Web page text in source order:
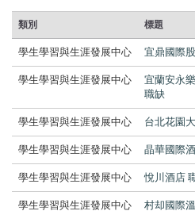
類別 標題
學生學習與生涯發展中心 宜鼎國際
學生學習與生涯發展中心
宜蘭安永
職缺
學生學習與生涯發展中心 台北花園
學生學習與生涯發展中心 晶華國際
學生學習與生涯發展中心 悅川酒店
學生學習與生涯發展中心 村却國際